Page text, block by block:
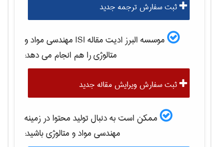
ثبت سفارش ترجمه جدید
موسسه البرز ادیت مقاله ISI
مهندسی مواد و
متالوژیرا هم انجام می دهد:
ثبت سفارش ویرایش مقاله جدید
ممکن است به دنبال تولید محتوا در زمینه
مهندسی مواد و متالوژیباشید: